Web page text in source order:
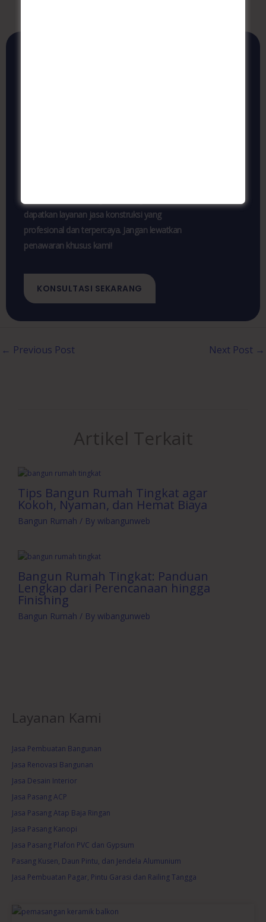
dapatkan layanan jasa konstruksi yang
profesional dan terpercaya. Jangan lewatkan
penawaran khusus kami!
KONSULTASI SEKARANG
← Previous Post Next Post →
Artikel Terkait
Tips Bangun Rumah Tingkat agar
Kokoh, Nyaman, dan Hemat Biaya
Bangun Rumah / By wibangunweb
Bangun Rumah Tingkat: Panduan
Lengkap dari Perencanaan hingga
Finishing
Bangun Rumah / By wibangunweb
Layanan Kami
Jasa Pembuatan Bangunan
Jasa Renovasi Bangunan
Jasa Desain Interior
Jasa Pasang ACP
Jasa Pasang Atap Baja Ringan
Jasa Pasang Kanopi
Jasa Pasang Plafon PVC dan Gypsum
Pasang Kusen, Daun Pintu, dan Jendela Alumunium
Jasa Pembuatan Pagar, Pintu Garasi dan Railing Tangga